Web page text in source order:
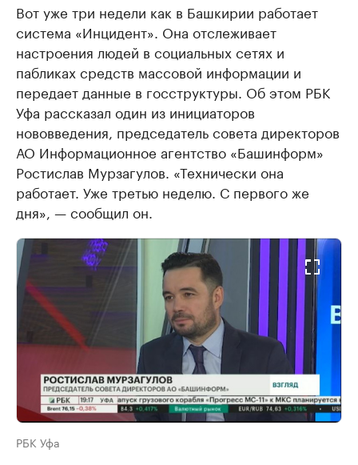
Вот уже три недели как в Башкирии работает
система «Инцидент». Она отслеживает
настроения людей в социальных сетях и
пабликах средств массовой информации и
передает данные в госструктуры. Об этом РБК
Уфа рассказал один из инициаторов
нововведения, председатель совета директоров
АО Информационное агентство «Башинформ»
Ростислав Мурзагулов. «Технически она
работает. Уже третью неделю. С первого же
дня», — сообщил он.
РБК Уфа